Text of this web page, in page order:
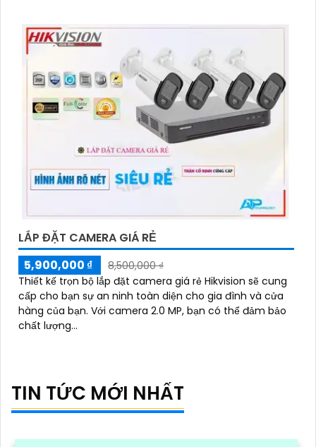
LẮP ĐẶT CAMERA GIÁ RẺ
5,900,000 ₫
8,500,000 ₫
Thiết kế trọn bộ lắp đặt camera giá rẻ Hikvision sẽ cung
cấp cho bạn sự an ninh toàn diện cho gia đình và cửa
hàng của bạn. Với camera 2.0 MP, bạn có thể đảm bảo
chất lượng...
TIN TỨC MỚI NHẤT